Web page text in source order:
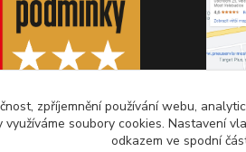
zpříjemnění používání webu,
využíváme soubory cookies. Nastavení
odkazem ve spodní